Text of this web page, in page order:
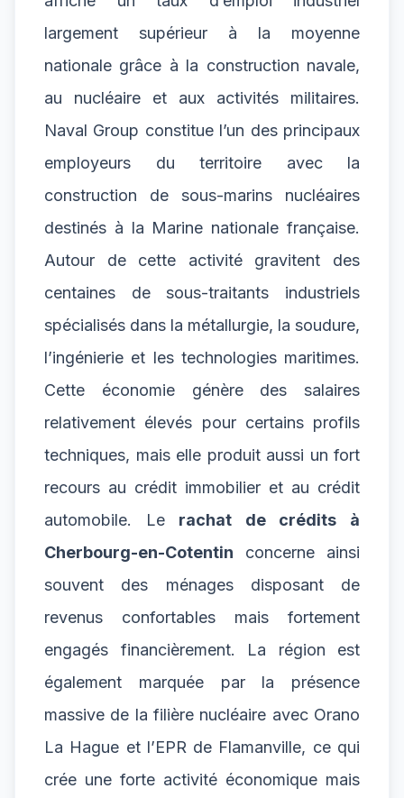
largement supérieur à la moyenne
nationale grâce à la construction navale,
au nucléaire et aux activités militaires.
Naval Group constitue l’un des principaux
employeurs du territoire avec la
construction de sous-marins nucléaires
destinés à la Marine nationale française.
Autour de cette activité gravitent des
centaines de sous-traitants industriels
spécialisés dans la métallurgie, la soudure,
l’ingénierie et les technologies maritimes.
Cette économie génère des salaires
relativement élevés pour certains profils
techniques, mais elle produit aussi un fort
recours au crédit immobilier et au crédit
automobile. Le rachat de crédits à
Cherbourg-en-Cotentin concerne ainsi
souvent des ménages disposant de
revenus confortables mais fortement
engagés financièrement. La région est
également marquée par la présence
massive de la filière nucléaire avec Orano
La Hague et l’EPR de Flamanville, ce qui
crée une forte activité économique mais